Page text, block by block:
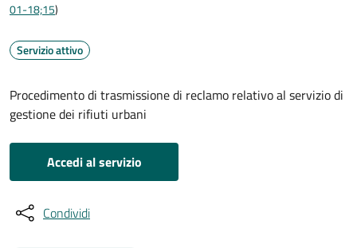
01-18;15)
Servizio attivo
Procedimento di trasmissione di reclamo relativo al servizio di
gestione dei rifiuti urbani
Accedi al servizio
Condividi